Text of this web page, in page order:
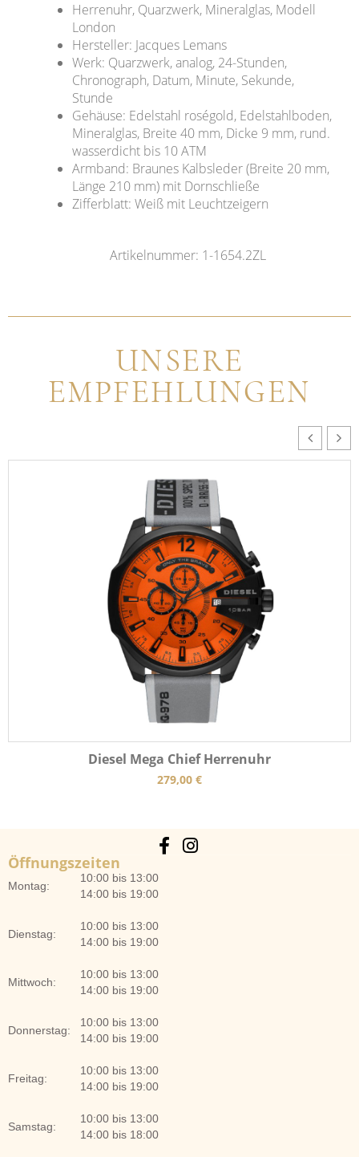
Herrenuhr, Quarzwerk, Mineralglas, Modell
London
Hersteller: Jacques Lemans
Werk: Quarzwerk, analog, 24-Stunden,
Chronograph, Datum, Minute, Sekunde,
Stunde
Gehäuse: Edelstahl roségold, Edelstahlboden,
Mineralglas, Breite 40 mm, Dicke 9 mm, rund.
wasserdicht bis 10 ATM
Armband: Braunes Kalbsleder (Breite 20 mm,
Länge 210 mm) mit Dornschließe
Zifferblatt: Weiß mit Leuchtzeigern
Artikelnummer: 1-1654.2ZL
UNSERE
EMPFEHLUNGEN
Diesel Mega Chief Herrenuhr
279,00 €
Öffnungszeiten
Montag:
10:00 bis 13:00
14:00 bis 19:00
Dienstag:
10:00 bis 13:00
14:00 bis 19:00
Mittwoch:
10:00 bis 13:00
14:00 bis 19:00
Donnerstag:
10:00 bis 13:00
14:00 bis 19:00
Freitag:
10:00 bis 13:00
14:00 bis 19:00
Samstag:
10:00 bis 13:00
14:00 bis 18:00